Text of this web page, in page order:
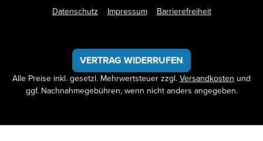
Datenschutz
Impressum Barrierefreiheit
VERTRAG WIDERRUFEN
Alle Preise inkl. gesetzl. Mehrwertsteuer zzgl. Versandkosten und
ggf. Nachnahmegebühren, wenn nicht anders angegeben.